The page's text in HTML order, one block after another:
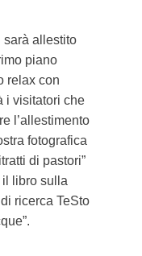
sarà allestito
piano
relax con
i visitatori che
l’allestimento
fotografica
di pastori”
libro sulla
ricerca TeSto